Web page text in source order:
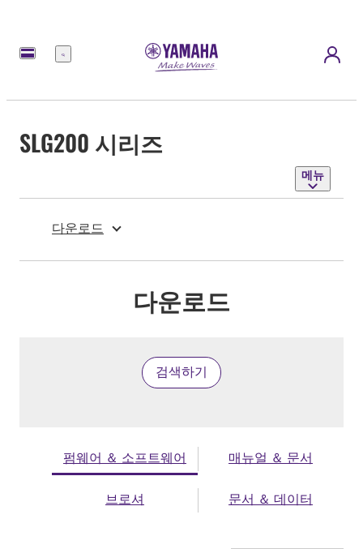
메
SLG200 시리즈
메뉴
다운로드
다운로드
검색하기
펌웨어 ＆ 소프트웨어 매뉴얼 ＆ 문서
브로셔 문서 ＆ 데이터